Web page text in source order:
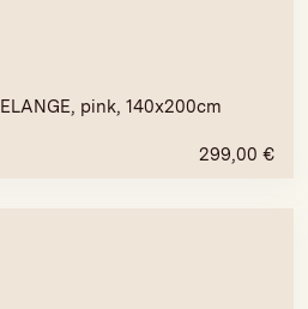
pink, 140x200cm
299,00 €